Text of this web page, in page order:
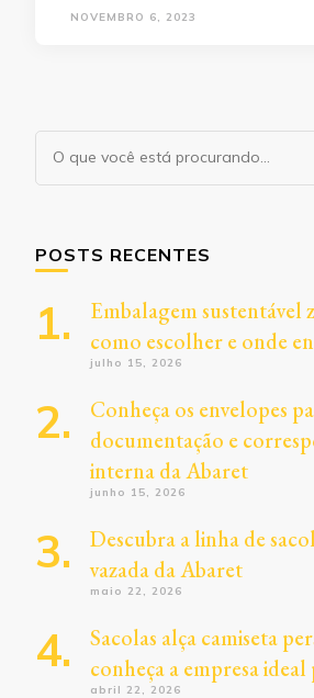
NOVEMBRO 6, 2023
Procurando
algo?
POSTS RECENTES
Embalagem sustentável
como escolher e onde
julho 15, 2026
Conheça os envelopes
documentação e
interna da Abaret
junho 15, 2026
Descubra a linha de
vazada da Abaret
maio 22, 2026
Sacolas alça camiseta
conheça a empresa
abril 22, 2026